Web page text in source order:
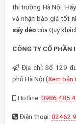
thị trường Hà Nội.
và nhận báo giá tốt
sấy dẻocủa Quý
CÔNG TY CỔ PHẦN
Địa chỉ: Số 129
phố Hà Nội (Xem bản
Hotline:
Điện thoại: